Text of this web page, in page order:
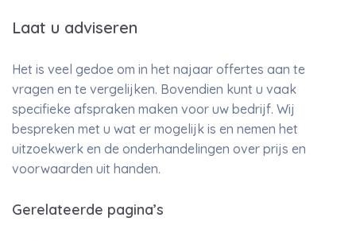
Laat u adviseren
Het is veel gedoe om in het najaar offertes aan te
vragen en te vergelijken. Bovendien kunt u vaak
specifieke afspraken maken voor uw bedrijf. Wij
bespreken met u wat er mogelijk is en nemen het
uitzoekwerk en de onderhandelingen over prijs en
voorwaarden uit handen.
Gerelateerde pagina’s